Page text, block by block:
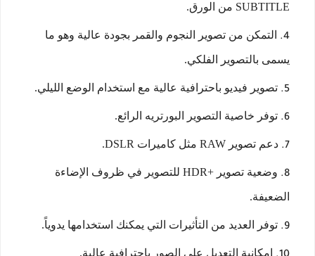
SUBTITLE من الورق.
التمكن من تصوير النجوم والقمر بجودة عالية وهو ما
يسمى بالتصوير الفلكي.
تصوير فيديو باحترافية عالية مع استخدام الوضع الليلي.
توفر خاصية التصوير البورتريه الرائع.
دعم تصوير RAW مثل كاميرات DSLR.
وضعية تصوير +HDR للتصوير في ظروف الإضاءة
الضعيفة.
توفر العديد من التأثيرات التي يمكنك استخدامها يدوياً.
امكانية التعديل على الصور باحترافية عالية.